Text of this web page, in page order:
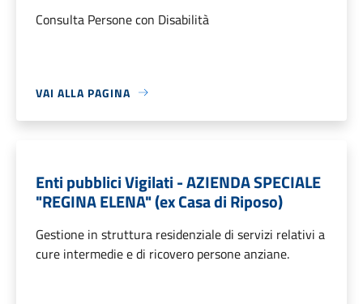
Consulta Persone con Disabilità
VAI ALLA PAGINA
Enti pubblici Vigilati - AZIENDA SPECIALE
"REGINA ELENA" (ex Casa di Riposo)
Gestione in struttura residenziale di servizi relativi a
cure intermedie e di ricovero persone anziane.